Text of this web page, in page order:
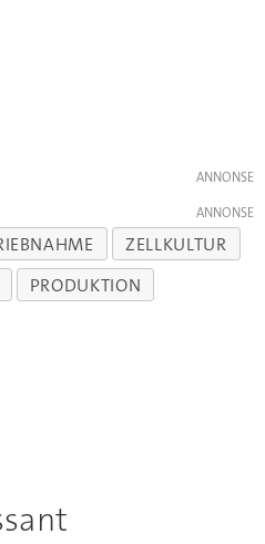
ZELLKULTUR
PRODUKTION